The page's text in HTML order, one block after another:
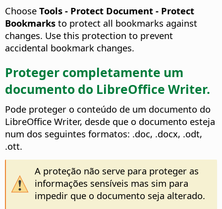
Choose Tools - Protect Document - Protect
Bookmarks to protect all bookmarks against
changes. Use this protection to prevent
accidental bookmark changes.
Proteger completamente um
documento do LibreOffice Writer.
Pode proteger o conteúdo de um documento do
LibreOffice Writer, desde que o documento esteja
num dos seguintes formatos: .doc, .docx, .odt,
.ott.
A proteção não serve para proteger as
informações sensíveis mas sim para
impedir que o documento seja alterado.